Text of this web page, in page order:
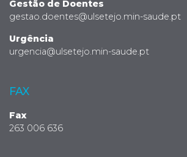
Gestão de Doentes
gestao.doentes@ulsetejo.min-saude.pt
Urgência
urgencia@ulsetejo.min-saude.pt
FAX
Fax
263 006 636